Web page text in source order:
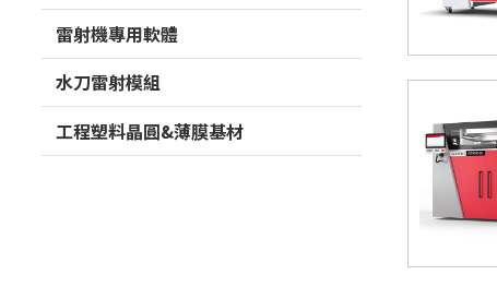
雷射機專用軟體
水刀雷射模組
工程塑料晶圓&薄膜基材